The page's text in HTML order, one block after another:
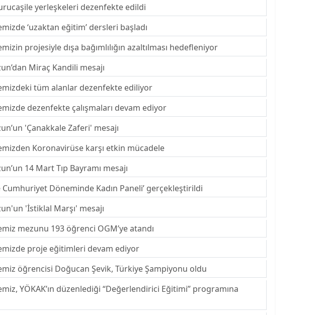
yerleşkeleri dezenfekte edildi
‘uzaktan eğitim’ dersleri başladı
projesiyle dışa bağımlılığın azaltılması hedefleniyor
Miraç Kandili mesajı
tüm alanlar dezenfekte ediliyor
dezenfekte çalışmaları devam ediyor
'Çanakkale Zaferi' mesajı
Koronavirüse karşı etkin mücadele
14 Mart Tıp Bayramı mesajı
Cumhuriyet Döneminde Kadın Paneli’ gerçekleştirildi
'İstiklal Marşı' mesajı
mezunu 193 öğrenci OGM’ye atandı
proje eğitimleri devam ediyor
öğrencisi Doğucan Şevik, Türkiye Şampiyonu oldu
YÖKAK’ın düzenlediği “Değerlendirici Eğitimi” programına